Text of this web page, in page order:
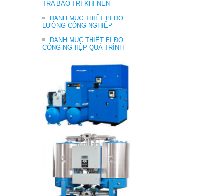
TRA BẢO TRÌ KHÍ NÉN
DANH MỤC THIẾT BỊ ĐO
LƯỜNG CÔNG NGHIỆP
DANH MỤC THIẾT BỊ ĐO
CÔNG NGHIỆP QUÁ TRÌNH